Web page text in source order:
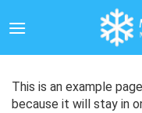
qua
dung
This is an example
because it will stay in